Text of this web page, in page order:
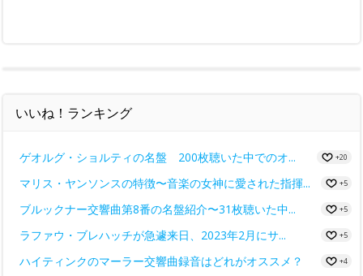
いいね！ランキング
ゲオルグ・ショルティの名盤 200枚聴いた中でのオ... +20
マリス・ヤンソンスの特徴〜音楽の女神に愛された指揮... +5
ブルックナー交響曲第8番の名盤紹介〜31枚聴いた中... +5
ラファウ・ブレハッチが急遽来日、2023年2月にサ... +5
ハイティンクのマーラー交響曲録音はどれがオススメ？ +4